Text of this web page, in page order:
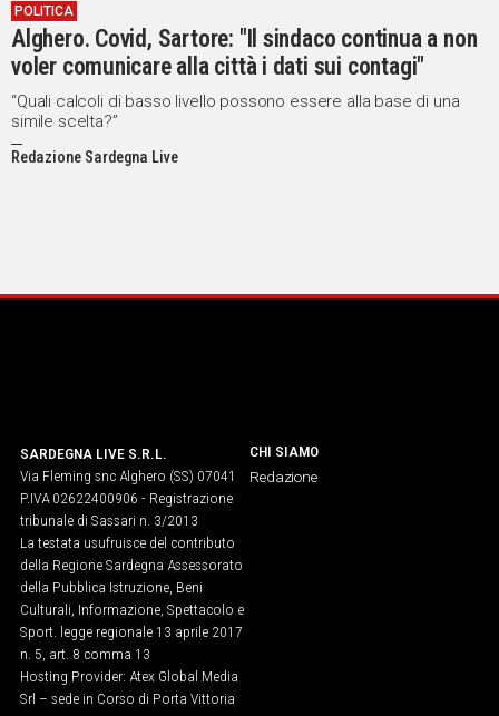
POLITICA
Alghero. Covid, Sartore: "Il sindaco continua a non
voler comunicare alla città i dati sui contagi"
“Quali calcoli di basso livello possono essere alla base di una
simile scelta?”
Redazione Sardegna Live
SARDEGNA LIVE S.R.L.
Via Fleming snc Alghero (SS) 07041
P.IVA 02622400906 - Registrazione
tribunale di Sassari n. 3/2013
La testata usufruisce del contributo
della Regione Sardegna Assessorato
della Pubblica Istruzione, Beni
Culturali, Informazione, Spettacolo e
Sport. legge regionale 13 aprile 2017
n. 5, art. 8 comma 13
Hosting Provider: Atex Global Media
Srl – sede in Corso di Porta Vittoria
CHI SIAMO
Redazione